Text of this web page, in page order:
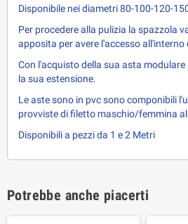
Disponibile nei diametri 80-100-120-
Per procedere alla pulizia la spazzola
apposita per avere l'accesso all'interno
Con l'acquisto della sua asta
la sua estensione.
Le aste sono in pvc sono componibili
provviste di filetto maschio/femmina
Disponibili a pezzi da 1 e 2 Metri
Potrebbe anche piacerti